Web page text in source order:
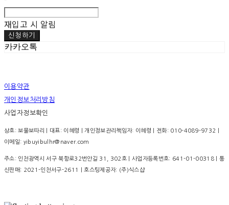
재입고 시 알림
신청하기
카카오톡
이용약관
개인정보처리방침
사업자정보확인
상호: 보물보따리 | 대표: 이혜령 | 개인정보관리책임자: 이혜령 | 전화: 010-4089-9732 |
이메일: yibuyibulhr@naver.com
주소: 인천광역시 서구 북항로32번안길 31, 302호 | 사업자등록번호: 641-01-00318| 통
신판매: 2021-인천서구-2611 | 호스팅제공자: (주)식스샵